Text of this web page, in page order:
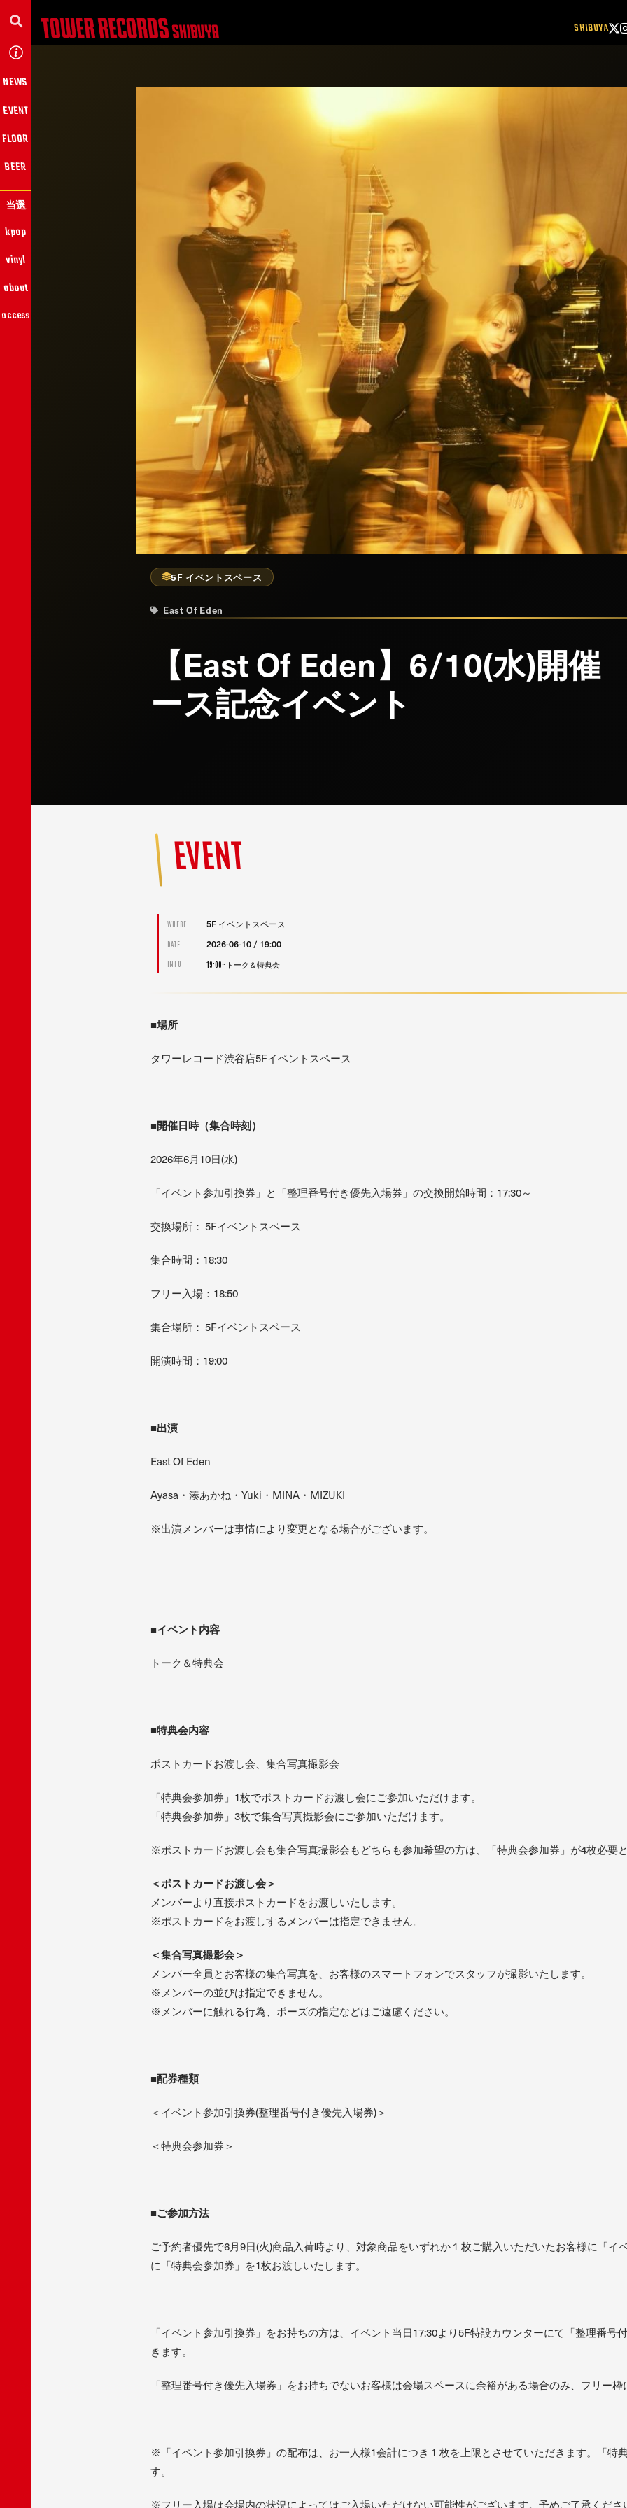
SHIBUYA
NEWS
EVENT
当選
FLOOR
BEER
kpop
vinyl
about
access
5F イベントスペース
East Of Eden
【East Of Eden】6/10(水)開催
ース記念イベント
EVENT
WHERE 5F イベントスペース
DATE 2026-06-10 / 19:00
INFO 19:00~トーク＆特典会
■場所
タワーレコード渋谷店5Fイベントスペース
■開催日時（集合時刻）
2026年6月10日(水)
「イベント参加引換券」と「整理番号付き優先入場券」の交換開始時間：17:30～
交換場所： 5Fイベントスペース
集合時間：18:30
フリー入場：18:50
集合場所： 5Fイベントスペース
開演時間：19:00
■出演
East Of Eden
Ayasa・湊あかね・Yuki・MINA・MIZUKI
※出演メンバーは事情により変更となる場合がございます。
■イベント内容
トーク＆特典会
■特典会内容
ポストカードお渡し会、集合写真撮影会
「特典会参加券」1枚でポストカードお渡し会にご参加いただけます。
「特典会参加券」3枚で集合写真撮影会にご参加いただけます。
※ポストカードお渡し会も集合写真撮影会もどちらも参加希望の方は、「特典会参加券」が4枚必要と
＜ポストカードお渡し会＞
メンバーより直接ポストカードをお渡しいたします。
※ポストカードをお渡しするメンバーは指定できません。
＜集合写真撮影会＞
メンバー全員とお客様の集合写真を、お客様のスマートフォンでスタッフが撮影いたします。
※メンバーの並びは指定できません。
※メンバーに触れる行為、ポーズの指定などはご遠慮ください。
■配券種類
＜イベント参加引換券(整理番号付き優先入場券)＞
＜特典会参加券＞
■ご参加方法
ご予約者優先で6月9日(火)商品入荷時より、対象商品をいずれか１枚ご購入いただいたお客様に「イ
に「特典会参加券」を1枚お渡しいたします。
「イベント参加引換券」をお持ちの方は、イベント当日17:30より5F特設カウンターにて「整理番号
きます。
「整理番号付き優先入場券」をお持ちでないお客様は会場スペースに余裕がある場合のみ、フリー枠
※「イベント参加引換券」の配布は、お一人様1会計につき１枚を上限とさせていただきます。「特
す。
※フリー入場は会場内の状況によってはご入場いただけない可能性がございます。予めご了承くださ